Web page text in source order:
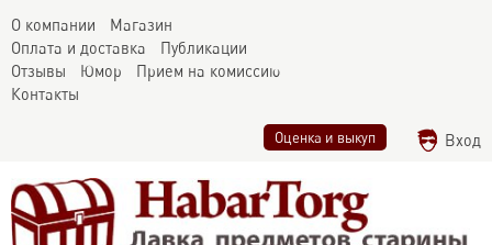
О компании
Магазин
Оплата и доставка
Публикации
Отзывы
Юмор
Прием на комиссию
Контакты
Оценка и выкуп Вход